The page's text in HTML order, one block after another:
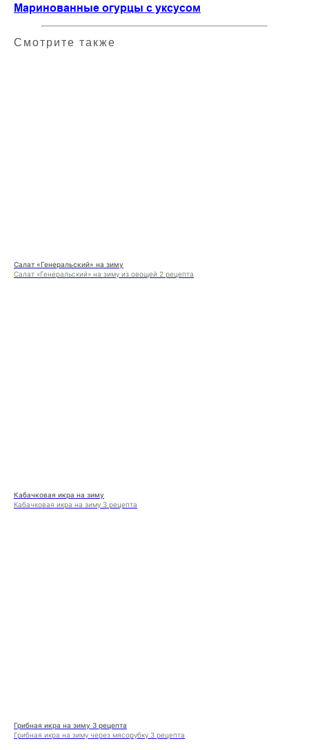
Маринованные огурцы с уксусом
Смотрите также
Салат «Генеральский» на зиму
Салат «Генеральский» на зиму из овощей 2 рецепта
Кабачковая икра на зиму
Кабачковая икра на зиму 3 рецепта
Грибная икра на зиму 3 рецепта
Грибная икра на зиму через мясорубку 3 рецепта